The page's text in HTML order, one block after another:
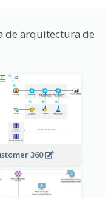
de arquitectura de
360